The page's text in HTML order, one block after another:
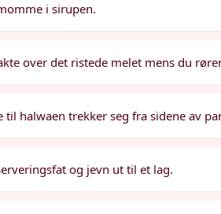
i sirupen.
over det ristede melet mens du
til halwaen trekker seg fra sidene av
og jevn ut til et lag.